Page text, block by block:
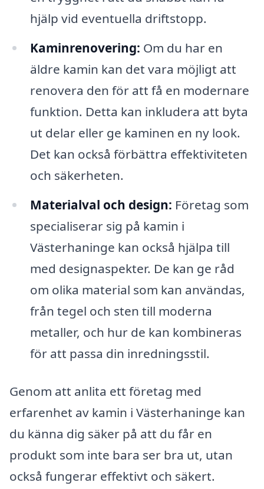
hjälp vid eventuella driftstopp.
Kaminrenovering: Om du har en
äldre kamin kan det vara möjligt att
renovera den för att få en modernare
funktion. Detta kan inkludera att byta
ut delar eller ge kaminen en ny look.
Det kan också förbättra effektiviteten
och säkerheten.
Materialval och design: Företag som
specialiserar sig på kamin i
Västerhaninge kan också hjälpa till
med designaspekter. De kan ge råd
om olika material som kan användas,
från tegel och sten till moderna
metaller, och hur de kan kombineras
för att passa din inredningsstil.
Genom att anlita ett företag med
erfarenhet av kamin i Västerhaninge kan
du känna dig säker på att du får en
produkt som inte bara ser bra ut, utan
också fungerar effektivt och säkert.